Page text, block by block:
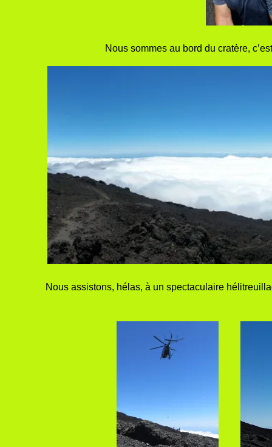
Nous sommes au bord du cratère,
Nous assistons, hélas, à un spectaculaire